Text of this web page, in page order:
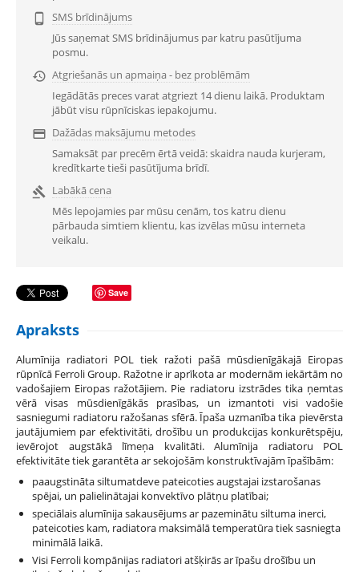

SMS brīdinājums
Jūs saņemat SMS brīdinājumus par katru pasūtījuma
posmu.
 Atgriešanās un apmaiņa - bez problēmām
Iegādātās preces varat atgriezt 14 dienu laikā. Produktam
jābūt visu rūpnīciskas iepakojumu.
 Dažādas maksājumu metodes
Samaksāt par precēm ērtā veidā: skaidra nauda kurjeram,
kredītkarte tieši pasūtījuma brīdī.

Labākā cena
Mēs lepojamies par mūsu cenām, tos katru dienu
pārbauda simtiem klientu, kas izvēlas mūsu interneta
veikalu.
Save
Apraksts
Alumīnija radiatori POL tiek ražoti pašā mūsdienīgākajā Eiropas
rūpnīcā Ferroli Group. Ražotne ir aprīkota ar modernām iekārtām no
vadošajiem Eiropas ražotājiem. Pie radiatoru izstrādes tika ņemtas
vērā visas mūsdienīgākās prasības, un izmantoti visi vadošie
sasniegumi radiatoru ražošanas sfērā. Īpaša uzmanība tika pievērsta
jautājumiem par efektivitāti, drošību un produkcijas konkurētspēju,
ievērojot augstākā līmeņa kvalitāti. Alumīnija radiatoru POL
efektivitāte tiek garantēta ar sekojošām konstruktīvajām īpašībām:
paaugstināta siltumatdeve pateicoties augstajai izstarošanas
spējai, un palielinātajai konvektīvo plātņu platībai;
speciālais alumīnija sakausējums ar pazeminātu siltuma inerci,
pateicoties kam, radiatora maksimālā temperatūra tiek sasniegta
minimālā laikā.
Visi Ferroli kompānijas radiatori atšķirās ar īpašu drošību un